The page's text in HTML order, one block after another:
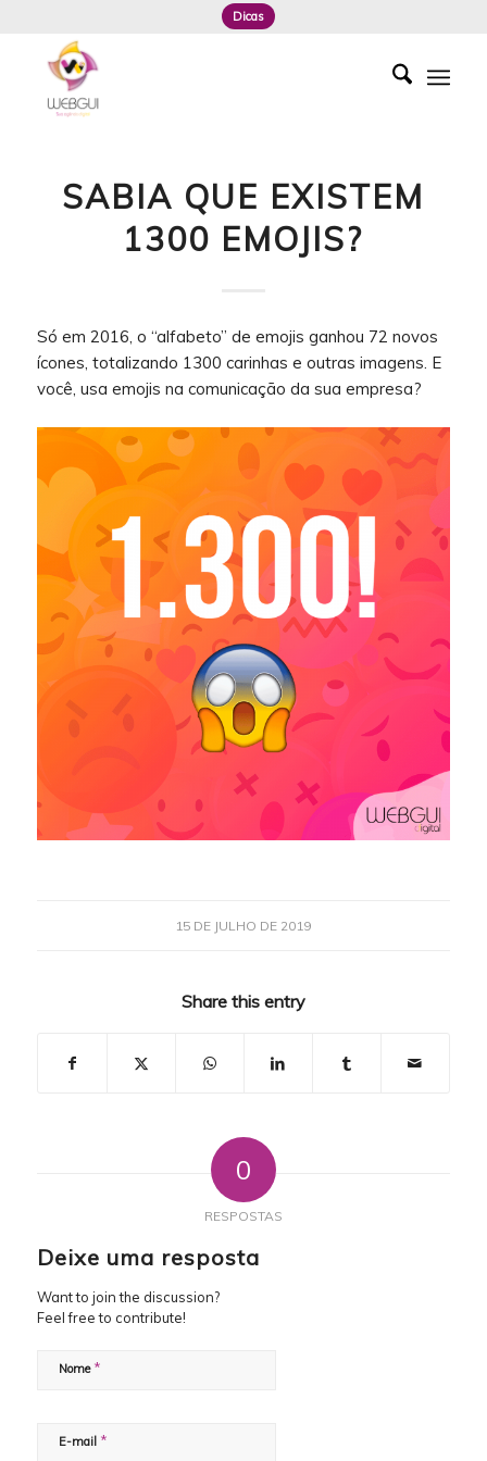
Dicas
SABIA QUE EXISTEM
1300 EMOJIS?
Só em 2016, o “alfabeto” de emojis ganhou 72 novos
ícones, totalizando 1300 carinhas e outras imagens. E
você, usa emojis na comunicação da sua empresa?
15 DE JULHO DE 2019
Share this entry
0
RESPOSTAS
Deixe uma resposta
Want to join the discussion?
Feel free to contribute!
Nome *
E-mail *